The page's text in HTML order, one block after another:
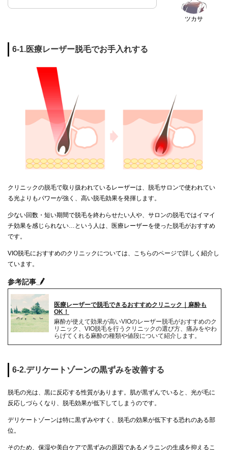
ツカサ
6-1.医療レーザー脱毛でお手入れする
クリニックの脱毛で取り扱われているレーザーは、脱毛サロンで使われてい
る光よりもパワーが強く、高い脱毛効果を発揮します。
少ない回数・短い期間で脱毛を終わらせたい人や、サロンの脱毛ではイマイ
チ効果を感じられない…という人は、医療レーザーを使った脱毛がおすすめ
です。
VIO脱毛におすすめのクリニックについては、こちらのページで詳しく紹介し
ています。
参考記事
医療レーザーで脱毛できるおすすめクリニック｜麻酔も
OK！
麻酔が使えて効果が高いVIOのレーザー脱毛がおすすめのク
リニック、VIO脱毛を行うクリニックの選び方、痛みをやわ
らげてくれる麻酔の種類や値段について紹介します。
6-2.デリケートゾーンの黒ずみを改善する
脱毛の光は、黒に反応する性質があります。肌が黒ずんでいると、光が毛に
反応しづらくなり、脱毛効果が低下してしまうのです。
デリケートゾーンは特に黒ずみやすく、脱毛の効果が低下する恐れのある部
位。
そのため、保湿や美白ケアで黒ずみの原因であるメラニンの生成を抑えるこ